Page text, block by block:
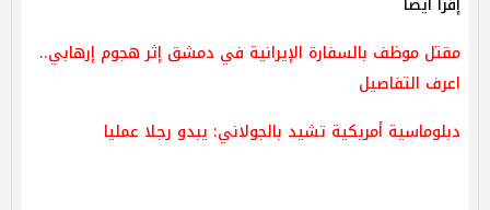
مقتل موظف بالسفارة الإيرانية في دمشق إثر هجوم إرهابي..
اعرف التفاصيل
دبلوماسية أمريكية تشيد بالجولاني: يبدو رجلا عمليا